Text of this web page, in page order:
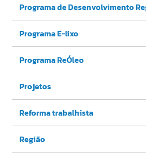
Programa de Desenvolvimento
Programa E-lixo
Programa ReÓleo
Projetos
Reforma trabalhista
Região